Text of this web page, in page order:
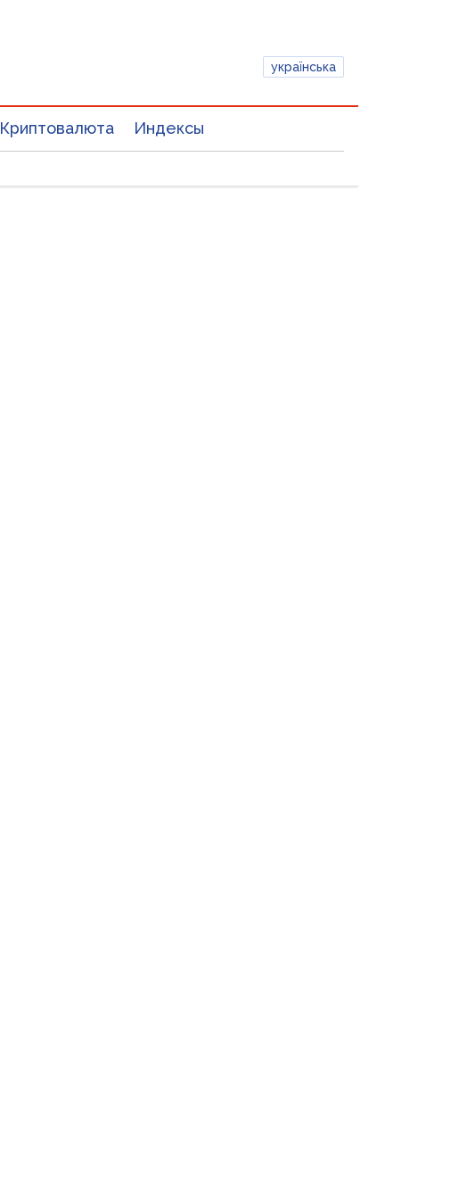
українська
Криптовалюта Индексы